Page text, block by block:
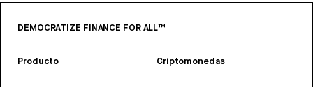
DEMOCRATIZE FINANCE FOR ALL™
Producto Criptomonedas